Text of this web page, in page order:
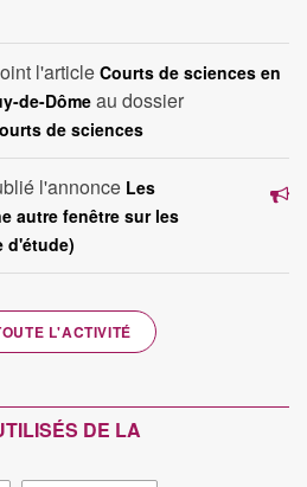
l'article Courts de sciences en
de-Dôme au dossier
de sciences
l'annonce Les
autre fenêtre sur les
d'étude)
L'ACTIVITÉ
DE LA